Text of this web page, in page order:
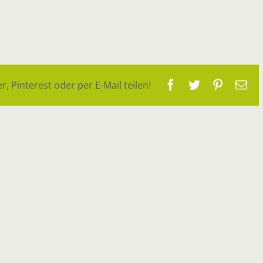
Pinterest oder per E-Mail teilen! Facebook
Twitter
E-